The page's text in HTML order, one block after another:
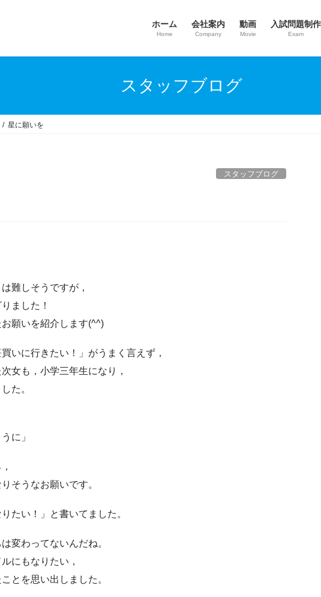
ホーム
Home
会社案内
Company
動画
Movie
入試問題制作
Exam
スタッフブログ
星に願いを
スタッフブログ
難しそうですが，
ました！
願いを紹介します(^^)
いに行きたい！」がうまく言えず，
女も，小学三年生になり，
た。
に」
そうなお願いです。
たい！」と書いてました。
変わってないんだね。
にもなりたい，
とを思い出しました。